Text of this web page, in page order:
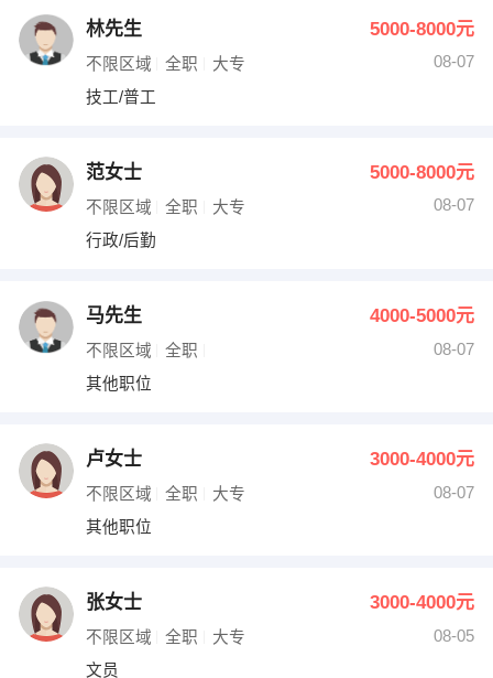
林先生 5000-8000元
不限区域 全职 大专
08-07
技工/普工
范女士 5000-8000元
不限区域 全职 大专
08-07
行政/后勤
马先生 4000-5000元
不限区域 全职
08-07
其他职位
卢女士 3000-4000元
不限区域 全职 大专
08-07
其他职位
张女士 3000-4000元
不限区域 全职 大专
08-05
文员